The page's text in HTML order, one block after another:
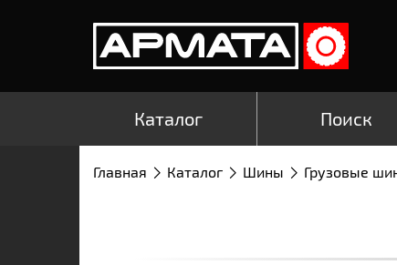
Каталог Поиск
Главная Каталог Шины Грузовые